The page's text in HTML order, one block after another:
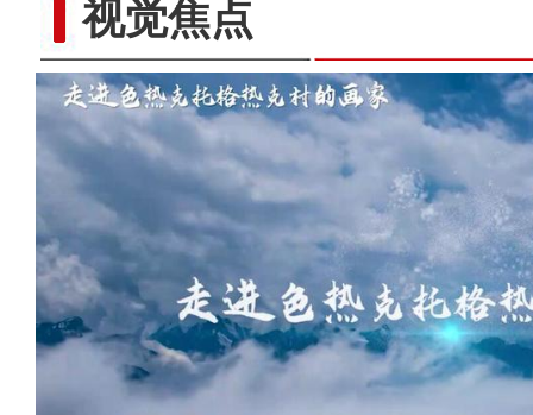
视觉焦点“五一”假期，开都河天